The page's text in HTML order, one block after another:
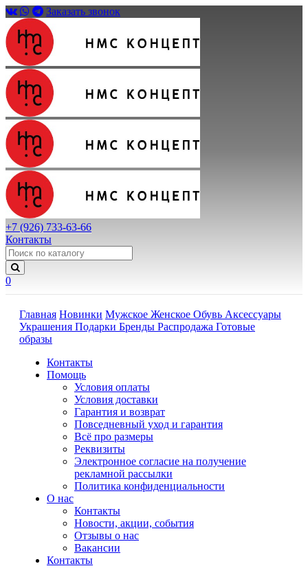
Заказать звонок
+7 (926) 733-63-66
Контакты
0
Главная Новинки Мужское Женское Обувь Аксессуары
Украшения Подарки Бренды Распродажа Готовые
образы
Контакты
Помощь
Условия оплаты
Условия доставки
Гарантия и возврат
Повседневный уход и гарантия
Всё про размеры
Реквизиты
Электронное согласие на получение
рекламной рассылки
Политика конфиденциальности
О нас
Контакты
Новости, акции, события
Отзывы о нас
Вакансии
Контакты